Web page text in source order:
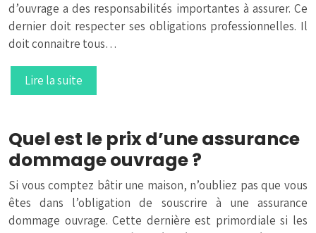
d’ouvrage a des responsabilités importantes à assurer. Ce
dernier doit respecter ses obligations professionnelles. Il
doit connaitre tous…
Lire la suite
Quel est le prix d’une assurance
dommage ouvrage ?
Si vous comptez bâtir une maison, n’oubliez pas que vous
êtes dans l’obligation de souscrire à une assurance
dommage ouvrage. Cette dernière est primordiale si les